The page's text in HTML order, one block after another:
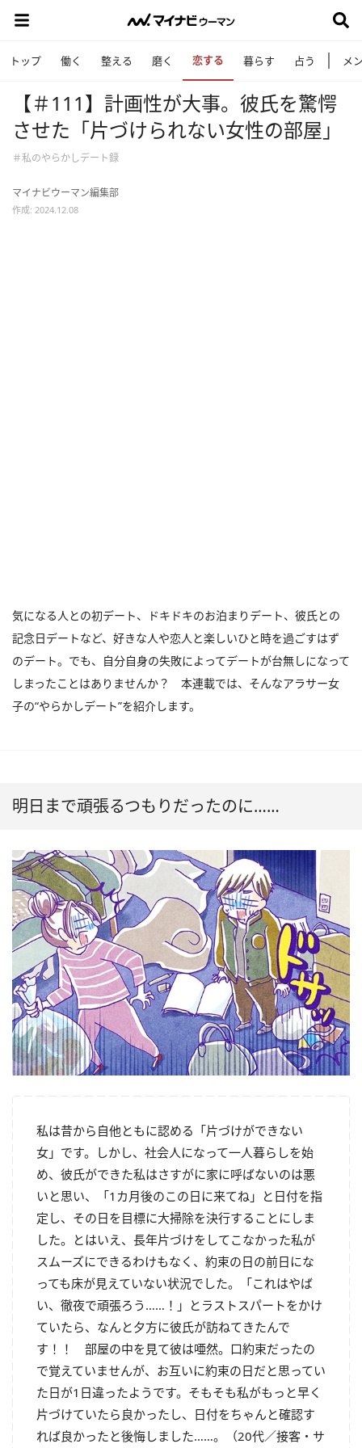
トップ 働く 整える 磨く 恋する 暮らす 占う メ
【＃111】計画性が大事。彼氏を驚愕
させた「片づけられない女性の部屋」
＃私のやらかしデート録
マイナビウーマン編集部
作成: 2024.12.08
気になる人との初デート、ドキドキのお泊まりデート、彼氏との
記念日デートなど、好きな人や恋人と楽しいひと時を過ごすはず
のデート。でも、自分自身の失敗によってデートが台無しになって
しまったことはありませんか？ 本連載では、そんなアラサー女
子の“やらかしデート”を紹介します。
明日まで頑張るつもりだったのに……
私は昔から自他ともに認める「片づけができない
女」です。しかし、社会人になって一人暮らしを始
め、彼氏ができた私はさすがに家に呼ばないのは悪
いと思い、「1 カ月後のこの日に来てね」と日付を指
定し、その日を目標に大掃除を決行することにしま
した。とはいえ、長年片づけをしてこなかった私が
スムーズにできるわけもなく、約束の日の前日にな
っても床が見えていない状況でした。「これはやば
い、徹夜で頑張ろう……！」とラストスパートをかけ
ていたら、なんと夕方に彼氏が訪ねてきたんで
す！！ 部屋の中を見て彼は唖然。口約束だったの
で覚えていませんが、お互いに約束の日だと思ってい
た日が1 日違ったようです。そもそも私がもっと早く
片づけていたら良かったし、日付をちゃんと確認す
れば良かったと後悔しました……。（20代／接客・サ